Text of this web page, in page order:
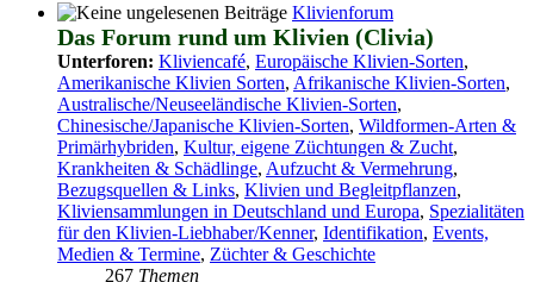
Klivienforum
Das Forum rund um Klivien (Clivia)
Unterforen: Kliviencafé, Europäische Klivien-Sorten,
Amerikanische Klivien Sorten, Afrikanische Klivien-Sorten,
Australische/Neuseeländische Klivien-Sorten,
Chinesische/Japanische Klivien-Sorten, Wildformen-Arten &
Primärhybriden, Kultur, eigene Züchtungen & Zucht,
Krankheiten & Schädlinge, Aufzucht & Vermehrung,
Bezugsquellen & Links, Klivien und Begleitpflanzen,
Kliviensammlungen in Deutschland und Europa, Spezialitäten
für den Klivien-Liebhaber/Kenner, Identifikation, Events,
Medien & Termine, Züchter & Geschichte
267 Themen